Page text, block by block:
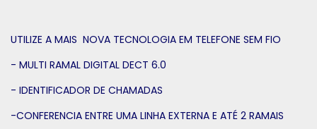
UTILIZE A MAIS NOVA TECNOLOGIA EM TELEFONE SEM FIO
- MULTI RAMAL DIGITAL DECT 6.0
- IDENTIFICADOR DE CHAMADAS
-CONFERENCIA ENTRE UMA LINHA EXTERNA E ATÉ 2 RAMAIS